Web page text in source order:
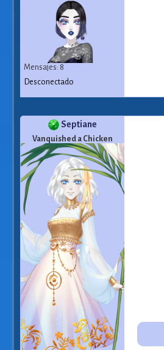
Mensajes: 8
Desconectado
Septiane
Vanquished a Chicken